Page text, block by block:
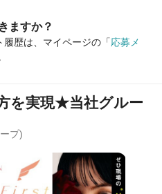
ますか？
歴は、マイページの「応募メ
を実現★当社グルー
プ)